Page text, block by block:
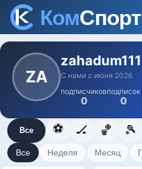
ZA
zahadum111
С нами с июня 2026
подписчиков
0
подписок
0
Все ⚽ 🏒 🏀 🎾
Все Неделя Месяц